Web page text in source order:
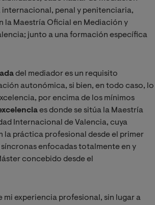
penal y penitenciaria,
Maestría Oficial en Mediación y
junto a una formación específica
del mediador es un requisito
autonómica, si bien, en todo caso, lo
por encima de los mínimos
es donde se sitúa la Maestría
Internacional de Valencia, cuya
la práctica profesional desde el primer
enfocadas totalmente en y
concebido desde el
experiencia profesional, sin lugar a